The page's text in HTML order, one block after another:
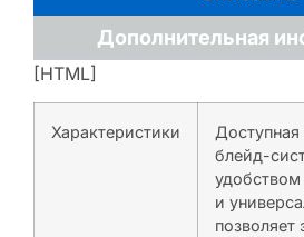
Дополнительная
[HTML]
Характеристики
Доступная
блейд-
удобством
и
позволяет